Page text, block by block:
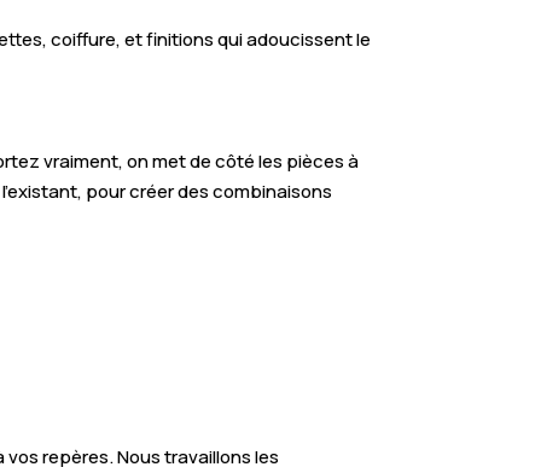
coiffure, et finitions qui adoucissent le
vraiment, on met de côté les pièces à
pour créer des combinaisons
repères. Nous travaillons les